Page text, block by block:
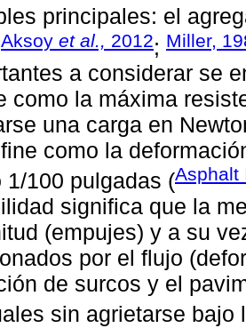
principales: el
Aksoy et al., 2012; Miller,
a considerar se
como la máxima
una carga en
como la
1/100 pulgadas (Asphalt
significa que la
(empujes) y a su
por el flujo
de surcos y el
sin agrietarse bajo